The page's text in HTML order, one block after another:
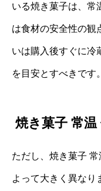
いる焼き菓子は、常
は食材の安全性の観
いは購入後すぐに冷
を目安とすべきです。
焼き菓子 常温
ただし、焼き菓子 常
よって大きく異なり